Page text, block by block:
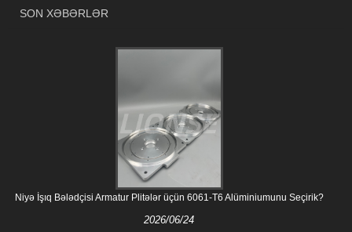
SON XƏBƏRLƏR
Niyə İşıq Bələdçisi Armatur Plitələr üçün 6061-T6 Alüminiumunu Seçirik?
2026/06/24